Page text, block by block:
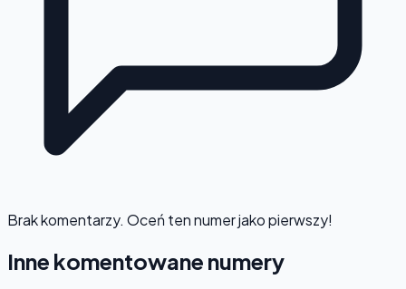
Brak komentarzy. Oceń ten numer jako pierwszy!
Inne komentowane numery